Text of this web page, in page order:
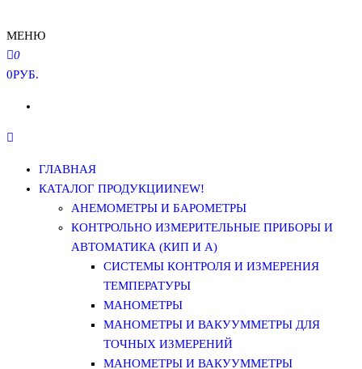
МЕНЮ
0
0РУБ.
ГЛАВНАЯ
КАТАЛОГ ПРОДУКЦИИNEW!
АНЕМОМЕТРЫ И БАРОМЕТРЫ
КОНТРОЛЬНО ИЗМЕРИТЕЛЬНЫЕ ПРИБОРЫ И
АВТОМАТИКА (КИП И А)
СИСТЕМЫ КОНТРОЛЯ И ИЗМЕРЕНИЯ
ТЕМПЕРАТУРЫ
МАНОМЕТРЫ
МАНОМЕТРЫ И ВАКУУММЕТРЫ ДЛЯ
ТОЧНЫХ ИЗМЕРЕНИЙ
МАНОМЕТРЫ И ВАКУУММЕТРЫ